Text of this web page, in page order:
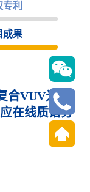
利
成果
合VUV光电
在线质谱分